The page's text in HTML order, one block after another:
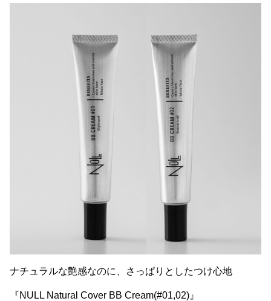
ナチュラルな艶感なのに、さっぱりとしたつけ心地
『NULL Natural Cover BB Cream(#01,02)』